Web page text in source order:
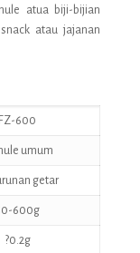
atua biji-bijian
atau jajanan
FZ-600
umum
getar
600g
?0.2g